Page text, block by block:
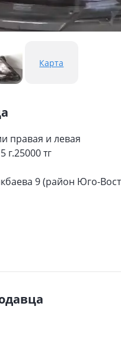
Карта
правая и левая
г.25000 тг
9 (район Юго-